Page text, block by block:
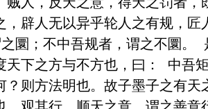
，辟人无以异乎轮人之有规，
圜；不中吾规者，谓之不圜。
天下之方与不方也，曰： 中吾
？则方法明也。故子墨子之有